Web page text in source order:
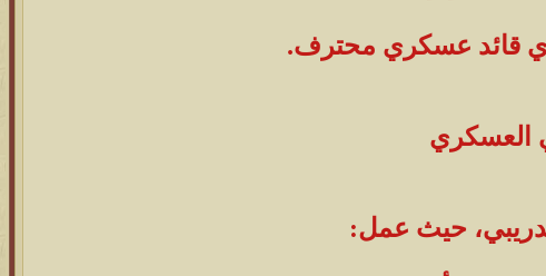
قائد عسكري محترف.
حيث عمل: